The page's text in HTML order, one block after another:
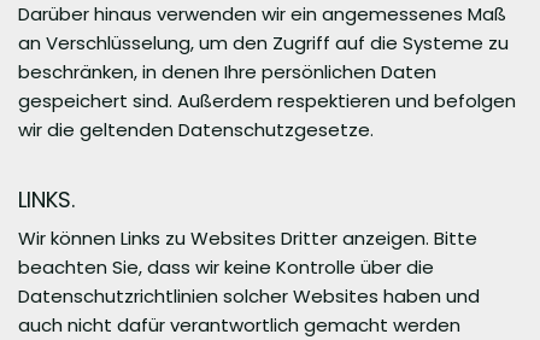
Darüber hinaus verwenden wir ein angemessenes Maß
an Verschlüsselung, um den Zugriff auf die Systeme zu
beschränken, in denen Ihre persönlichen Daten
gespeichert sind. Außerdem respektieren und befolgen
wir die geltenden Datenschutzgesetze.
LINKS.
Wir können Links zu Websites Dritter anzeigen. Bitte
beachten Sie, dass wir keine Kontrolle über die
Datenschutzrichtlinien solcher Websites haben und
auch nicht dafür verantwortlich gemacht werden